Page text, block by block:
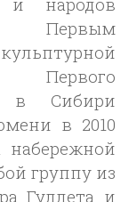
Первым
в Сибири
в 2010
набережной
группу из
Гуллета и